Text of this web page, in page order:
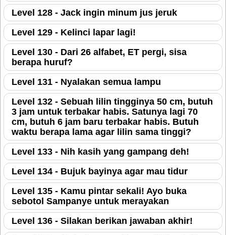
Level 128 - Jack ingin minum jus jeruk
Level 129 - Kelinci lapar lagi!
Level 130 - Dari 26 alfabet, ET pergi, sisa
berapa huruf?
Level 131 - Nyalakan semua lampu
Level 132 - Sebuah lilin tingginya 50 cm, butuh
3 jam untuk terbakar habis. Satunya lagi 70
cm, butuh 6 jam baru terbakar habis. Butuh
waktu berapa lama agar lilin sama tinggi?
Level 133 - Nih kasih yang gampang deh!
Level 134 - Bujuk bayinya agar mau tidur
Level 135 - Kamu pintar sekali! Ayo buka
sebotol Sampanye untuk merayakan
Level 136 - Silakan berikan jawaban akhir!